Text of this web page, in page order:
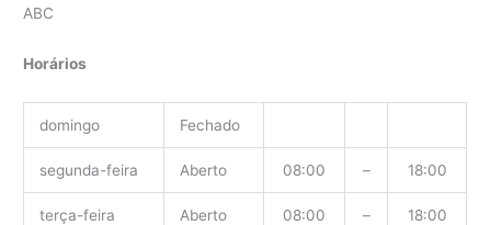
ABC
Horários
domingo Fechado
segunda-feira Aberto 08:00 – 18:00
terça-feira Aberto 08:00 – 18:00